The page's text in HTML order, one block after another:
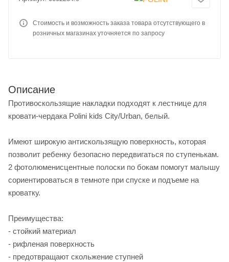
Стоимость и возможность заказа товара отсутствующего в
розничных магазинах уточняется по запросу
Описание
Противоскользящие накладки подходят к лестнице для
кровати-чердака Polini kids City/Urban, белый.
Имеют широкую антискользящую поверхность, которая
позволит ребенку безопасно передвигаться по ступенькам.
2 фотолюменисцентные полоски по бокам помогут малышу
сориентироваться в темноте при спуске и подъеме на
кроватку.
Преимущества:
- стойкий материал
- рифленая поверхность
- предотвращают скольжение ступней